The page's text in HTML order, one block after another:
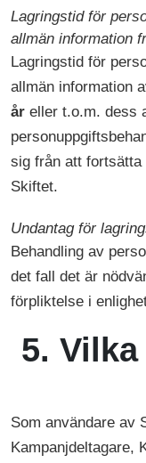
Lagringstid för
allmän information
Lagringstid för
allmän information
år eller t.o.m. dess
sig från att fortsätta
Skiftet.
Undantag för
Behandling av
det fall det är
förpliktelse i
5.
Som användare av
Kampanjdeltagare,